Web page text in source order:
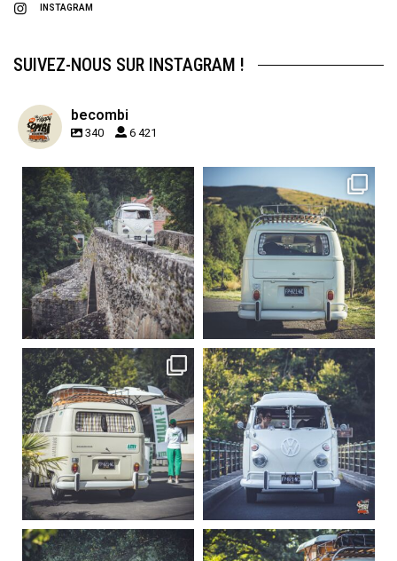
INSTAGRAM
SUIVEZ-NOUS SUR INSTAGRAM !
becombi
340 6 421
becombi
Sep 15
219
3
Sep 12
216
3
becombi
Sep 10
220
4
becombi
Août 10
177
0
becombi becombi